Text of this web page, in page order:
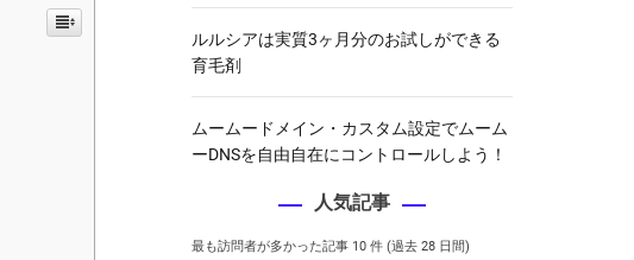
ルルシアは実質3ヶ月分のお試しができる
育毛剤
ムームードメイン・カスタム設定でムーム
ーDNSを自由自在にコントロールしよう！
人気記事
最も訪問者が多かった記事 10 件 (過去 28 日間)